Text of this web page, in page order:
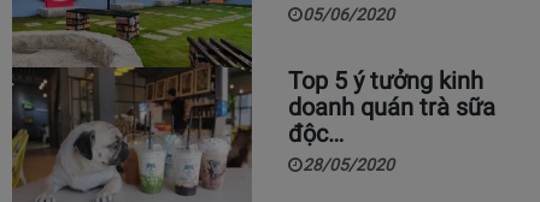
05/06/2020
Top 5 ý tưởng kinh
doanh quán trà sữa
độc…
28/05/2020